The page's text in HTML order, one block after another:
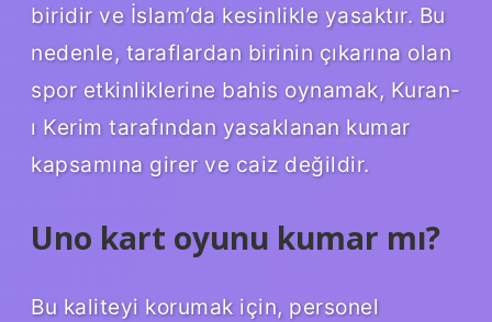
biridir ve İslam’da kesinlikle yasaktır. Bu
nedenle, taraflardan birinin çıkarına olan
spor etkinliklerine bahis oynamak, Kuran-
ı Kerim tarafından yasaklanan kumar
kapsamına girer ve caiz değildir.
Uno kart oyunu kumar mı?
Bu kaliteyi korumak için, personel